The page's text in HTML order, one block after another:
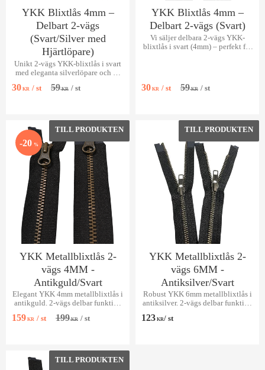
YKK Blixtlås 4mm –
Delbart 2-vägs
(Svart/Silver med
Hjärtlöpare)
Unikt 2-vägs YKK-blixtlås i svart
med eleganta silverlöpare och en
jackan det lilla extra!
30 KR / st 59KR / st
YKK Blixtlås 4mm –
Delbart 2-vägs (Svart)
Vi säljer delbara 2-vägs YKK-
blixtlås i svart (4mm) – perfekt för
30 KR / st 59KR / st
YKK Metallblixtlås 2-
vägs 4MM -
Antikguld/Svart
Elegant YKK 4mm metallblixtlås i
antikguld. 2-vägs delbar funktion
159 KR / st 199KR / st
20 % Lägg till i favoriter
YKK Metallblixtlås 2-
vägs 6MM -
Antiksilver/Svart
Robust YKK 6mm metallblixtlås i
antiksilver. 2-vägs delbar funktion
123 KR/ st